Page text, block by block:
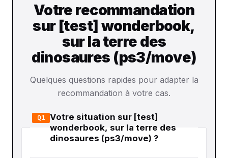
Votre recommandation
sur [test] wonderbook,
sur la terre des
dinosaures (ps3/move)
Quelques questions rapides pour adapter la
recommandation à votre cas.
Q1 Votre situation sur [test]
wonderbook, sur la terre des
dinosaures (ps3/move) ?